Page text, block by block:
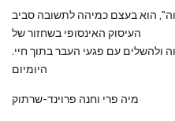
הוא בעצם כמיהה לתשובה סביב
העיסוק האינסופי בשחזור של
.העבר. המטרה היא לחיות בהווה ולהשלים עם פגעי העבר בתוך חיי
היומיום
מיה פרי וחנה פרוינד-שרתוק